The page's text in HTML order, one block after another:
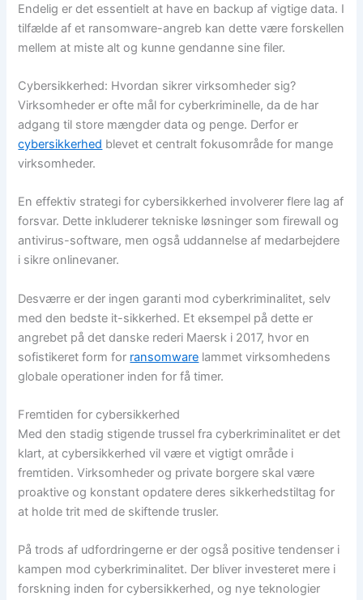
Endelig er det essentielt at have en backup af vigtige data. I
tilfælde af et ransomware-angreb kan dette være forskellen
mellem at miste alt og kunne gendanne sine filer.
Cybersikkerhed: Hvordan sikrer virksomheder sig?
Virksomheder er ofte mål for cyberkriminelle, da de har
adgang til store mængder data og penge. Derfor er
cybersikkerhed blevet et centralt fokusområde for mange
virksomheder.
En effektiv strategi for cybersikkerhed involverer flere lag af
forsvar. Dette inkluderer tekniske løsninger som firewall og
antivirus-software, men også uddannelse af medarbejdere
i sikre onlinevaner.
Desværre er der ingen garanti mod cyberkriminalitet, selv
med den bedste it-sikkerhed. Et eksempel på dette er
angrebet på det danske rederi Maersk i 2017, hvor en
sofistikeret form for ransomware lammet virksomhedens
globale operationer inden for få timer.
Fremtiden for cybersikkerhed
Med den stadig stigende trussel fra cyberkriminalitet er det
klart, at cybersikkerhed vil være et vigtigt område i
fremtiden. Virksomheder og private borgere skal være
proaktive og konstant opdatere deres sikkerhedstiltag for
at holde trit med de skiftende trusler.
På trods af udfordringerne er der også positive tendenser i
kampen mod cyberkriminalitet. Der bliver investeret mere i
forskning inden for cybersikkerhed, og nye teknologier